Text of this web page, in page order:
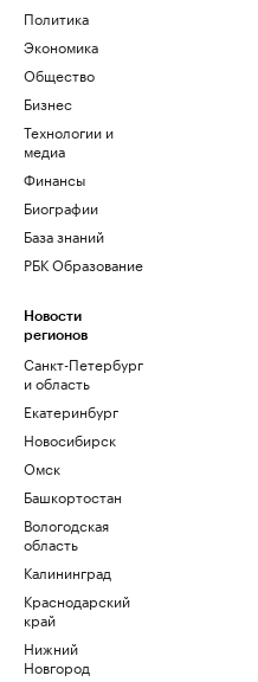
Политика
Экономика
Общество
Бизнес
Технологии и
медиа
Финансы
Биографии
База знаний
РБК Образование
Новости
регионов
Санкт-Петербург
и область
Екатеринбург
Новосибирск
Омск
Башкортостан
Вологодская
область
Калининград
Краснодарский
край
Нижний
Новгород